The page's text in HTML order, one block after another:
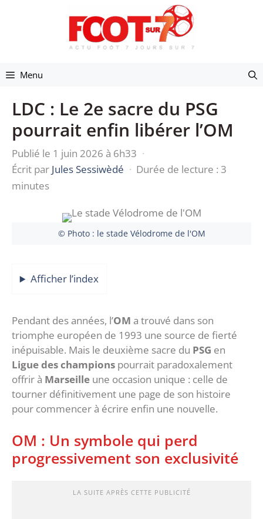
Menu
LDC : Le 2e sacre du PSG
pourrait enfin libérer l’OM
Publié le 1 juin 2026 à 6h33 ·
Écrit par Jules Sessiwèdé · Durée de lecture : 3
minutes
© Photo : le stade Vélodrome de l'OM
Afficher l’index
‎Pendant des années, l’OM a trouvé dans son
triomphe européen de 1993 une source de fierté
inépuisable. Mais le deuxième sacre du PSG en
Ligue des champions pourrait paradoxalement
offrir à Marseille une occasion unique : celle de
tourner définitivement une page de son histoire
pour commencer à écrire enfin une nouvelle.
‎OM : Un symbole qui perd
progressivement son exclusivité
LA SUITE APRÈS CETTE PUBLICITÉ